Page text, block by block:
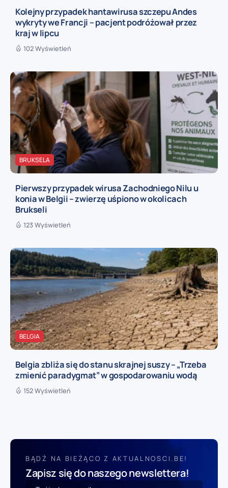
Kolejny przypadek hantawirusa szczepu Andes
wykryty we Francji – pacjent podróżował przez
kraj w lipcu
102 Wyświetleń
BRUKSELA
Pierwszy przypadek wirusa Zachodniego Nilu u
konia w Belgii – zwierzę uśpiono w okolicach
Brukseli
123 Wyświetleń
BELGIA
Belgia zbliża się do stanu skrajnej suszy – „Trzeba
zmienić paradygmat” w gospodarowaniu wodą
152 Wyświetleń
BĄDŹ NA BIEŻĄCO Z AKTUALNOSCI.BE!
Zapisz się do naszego newslettera!